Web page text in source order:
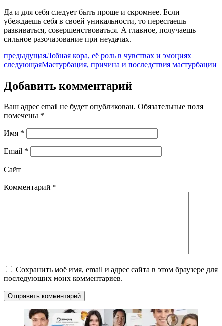
Да и для себя следует быть проще и скромнее. Если
убеждаешь себя в своей уникальности, то перестаешь
развиваться, совершенствоваться. А главное, получаешь
сильное разочарование при неудачах.
предыдущаяЛобная кора, её роль в чувствах и эмоциях
следующаяМастурбация, причина и последствия мастурбации
Добавить комментарий
Ваш адрес email не будет опубликован. Обязательные поля
помечены *
Имя *
Email *
Сайт
Комментарий *
Сохранить моё имя, email и адрес сайта в этом браузере для
последующих моих комментариев.